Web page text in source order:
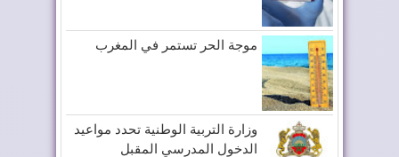
موجة الحر تستمر في المغرب
وزارة التربية الوطنية تحدد مواعيد
الدخول المدرسي المقبل